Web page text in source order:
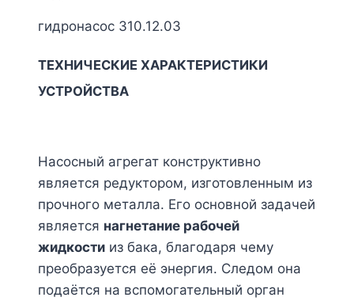
гидронасос 310.12.03
ТЕХНИЧЕСКИЕ ХАРАКТЕРИСТИКИ
УСТРОЙСТВА
Насосный агрегат конструктивно
является редуктором, изготовленным из
прочного металла. Его основной задачей
является нагнетание рабочей
жидкости из бака, благодаря чему
преобразуется её энергия. Следом она
подаётся на вспомогательный орган